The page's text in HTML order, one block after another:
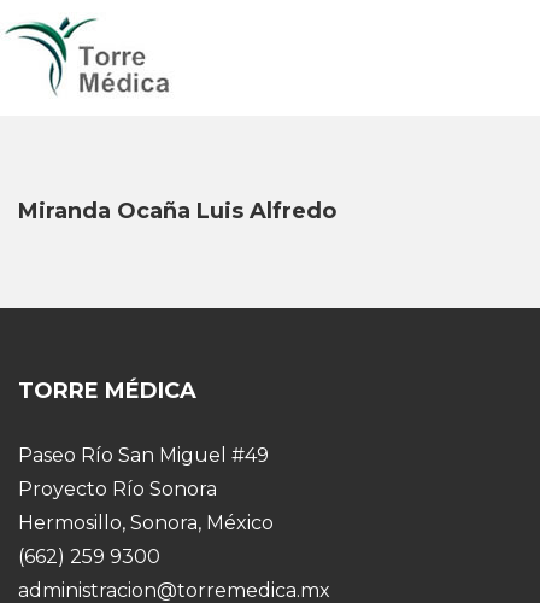
Miranda Ocaña Luis Alfredo
TORRE MÉDICA
Paseo Río San Miguel #49
Proyecto Río Sonora
Hermosillo, Sonora, México
(662) 259 9300
administracion@torremedica.mx